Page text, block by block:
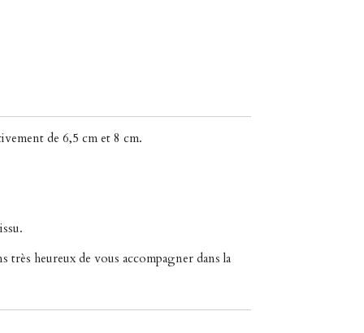
de 6,5 cm et 8 cm.
heureux de vous accompagner dans la